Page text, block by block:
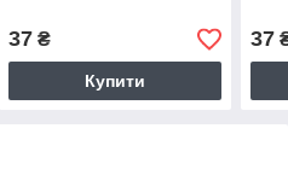
37₴
Купити
37